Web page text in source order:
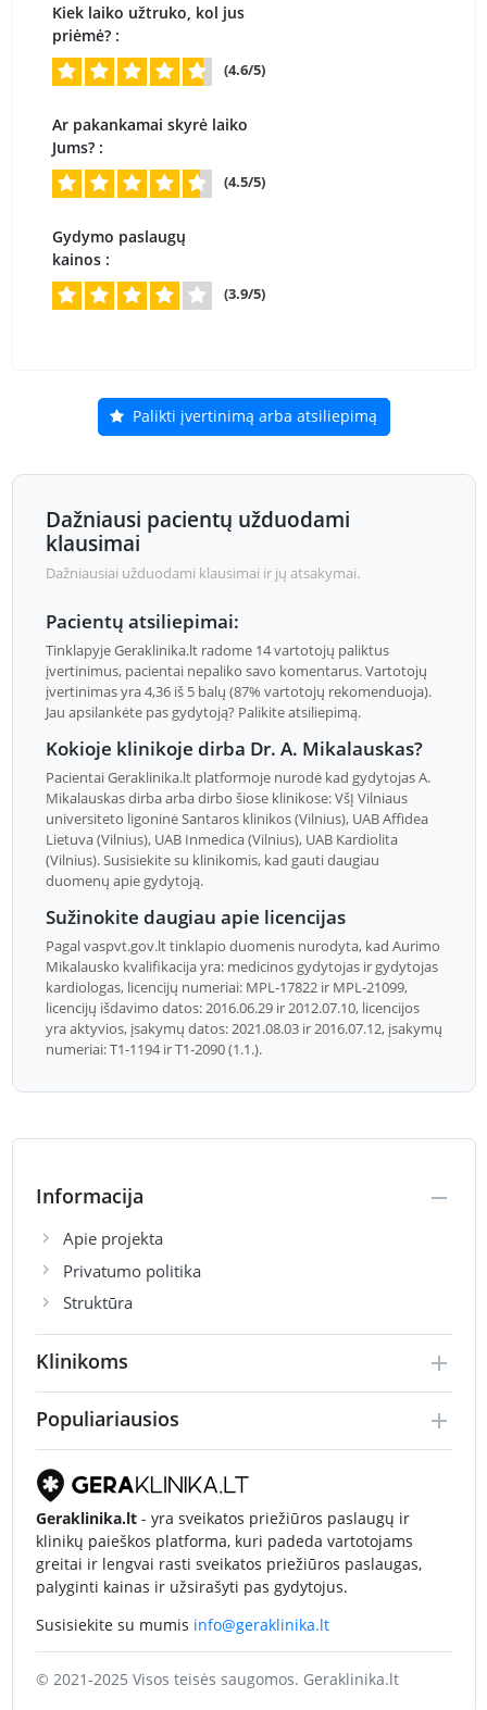
Kiek laiko užtruko, kol jus
priėmė? :
(4.6/5)
Ar pakankamai skyrė laiko
Jums? :
(4.5/5)
Gydymo paslaugų
kainos :
(3.9/5)
Palikti įvertinimą arba atsiliepimą
Dažniausi pacientų užduodami
klausimai
Dažniausiai užduodami klausimai ir jų atsakymai.
Pacientų atsiliepimai:
Tinklapyje Geraklinika.lt radome 14 vartotojų paliktus
įvertinimus, pacientai nepaliko savo komentarus. Vartotojų
įvertinimas yra 4,36 iš 5 balų (87% vartotojų rekomenduoja).
Jau apsilankėte pas gydytoją? Palikite atsiliepimą.
Kokioje klinikoje dirba Dr. A. Mikalauskas?
Pacientai Geraklinika.lt platformoje nurodė kad gydytojas A.
Mikalauskas dirba arba dirbo šiose klinikose: VšĮ Vilniaus
universiteto ligoninė Santaros klinikos (Vilnius), UAB Affidea
Lietuva (Vilnius), UAB Inmedica (Vilnius), UAB Kardiolita
(Vilnius). Susisiekite su klinikomis, kad gauti daugiau
duomenų apie gydytoją.
Sužinokite daugiau apie licencijas
Pagal vaspvt.gov.lt tinklapio duomenis nurodyta, kad Aurimo
Mikalausko kvalifikacija yra: medicinos gydytojas ir gydytojas
kardiologas, licencijų numeriai: MPL-17822 ir MPL-21099,
licencijų išdavimo datos: 2016.06.29 ir 2012.07.10, licencijos
yra aktyvios, įsakymų datos: 2021.08.03 ir 2016.07.12, įsakymų
numeriai: T1-1194 ir T1-2090 (1.1.).
Informacija
Apie projekta
Privatumo politika
Struktūra
Klinikoms
Populiariausios
Geraklinika.lt- yra sveikatos priežiūros paslaugų ir
klinikų paieškos platforma, kuri padeda vartotojams
greitai ir lengvai rasti sveikatos priežiūros paslaugas,
palyginti kainas ir užsirašyti pas gydytojus.
Susisiekite su mumis info@geraklinika.lt
© 2021-2025 Visos teisės saugomos. Geraklinika.lt